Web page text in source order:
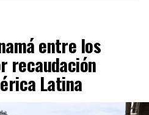
entre los
recaudación
Latina